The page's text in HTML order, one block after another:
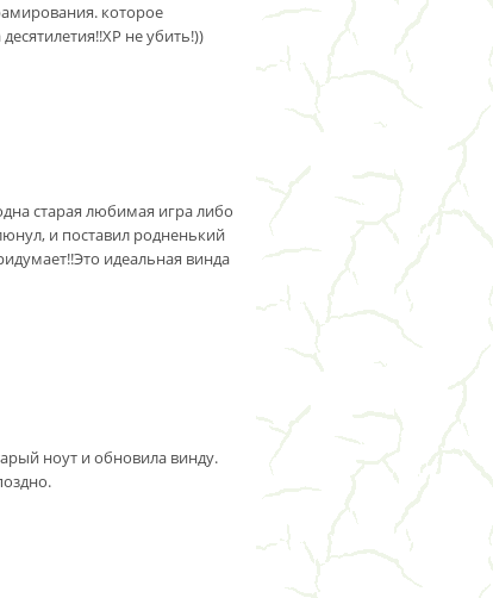
которое
не убить!))
старая любимая игра либо
и поставил родненький
идеальная винда
ноут и обновила винду.